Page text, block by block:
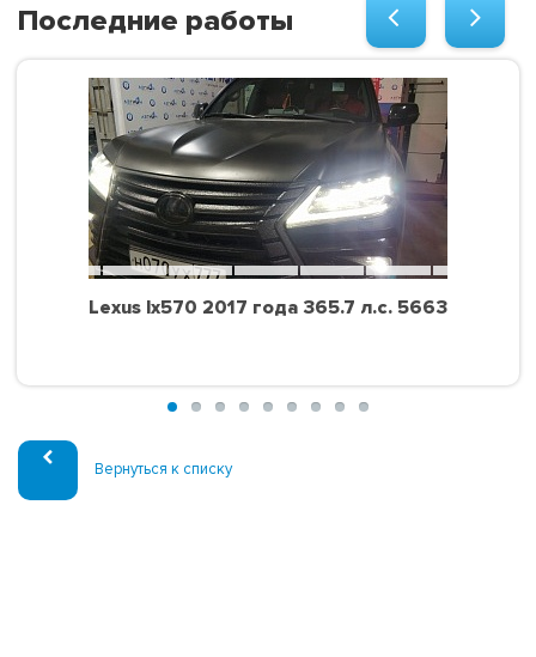
Последние работы
Lexus lx570 2017 года 365.7 л.с. 5663
Вернуться к списку